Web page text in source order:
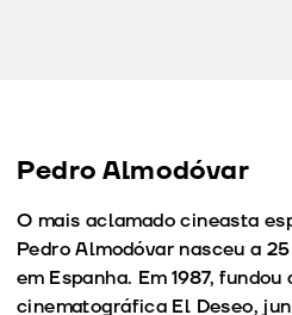
Pedro Almodóvar
O mais aclamado cineasta
Pedro Almodóvar nasceu a
em Espanha. Em 1987,
cinematográfica El Deseo,